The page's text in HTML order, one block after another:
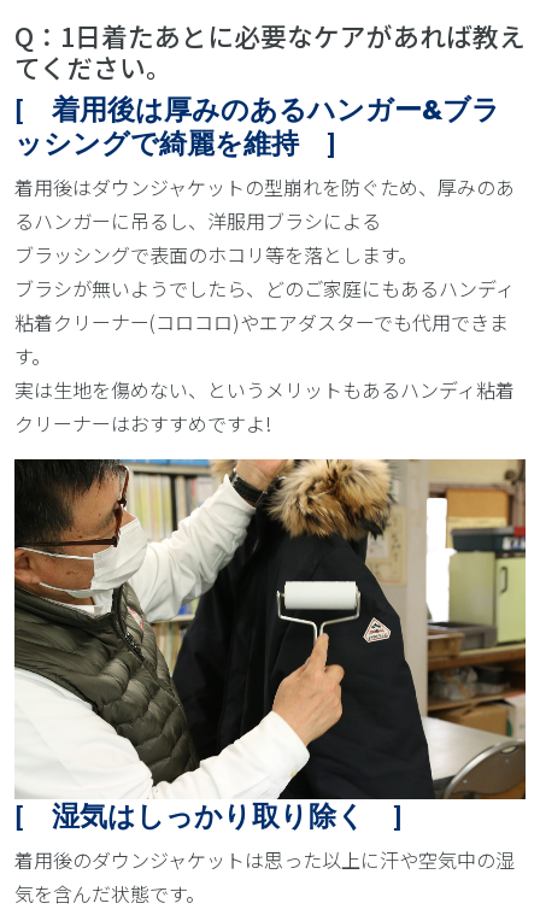
Q：1日着たあとに必要なケアがあれば教え
てください。
[ 着用後は厚みのあるハンガー&ブラ
ッシングで綺麗を維持 ]
着用後はダウンジャケットの型崩れを防ぐため、厚みのあ
るハンガーに吊るし、洋服用ブラシによる
ブラッシングで表面のホコリ等を落とします。
ブラシが無いようでしたら、どのご家庭にもあるハンディ
粘着クリーナー(コロコロ)やエアダスターでも代用できま
す。
実は生地を傷めない、というメリットもあるハンディ粘着
クリーナーはおすすめですよ!
[ 湿気はしっかり取り除く ]
着用後のダウンジャケットは思った以上に汗や空気中の湿
気を含んだ状態です。